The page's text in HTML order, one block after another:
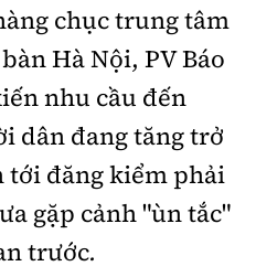
chục trung tâm
Hà Nội, PV Báo
nhu cầu đến
dân đang tăng trở
tới đăng kiểm phải
gặp cảnh "ùn tắc"
trước.